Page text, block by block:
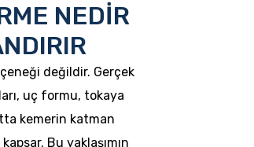
NEDİR
değildir. Gerçek
uç formu, tokaya
kemerin katman
Bu yaklaşımın